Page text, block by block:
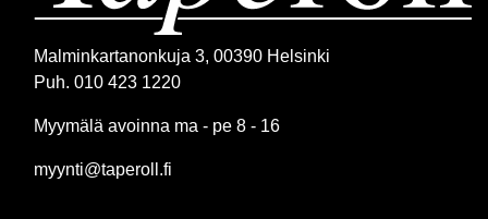
Malminkartanonkuja 3, 00390 Helsinki
Puh. 010 423 1220
Myymälä avoinna ma - pe 8 - 16
myynti@taperoll.fi